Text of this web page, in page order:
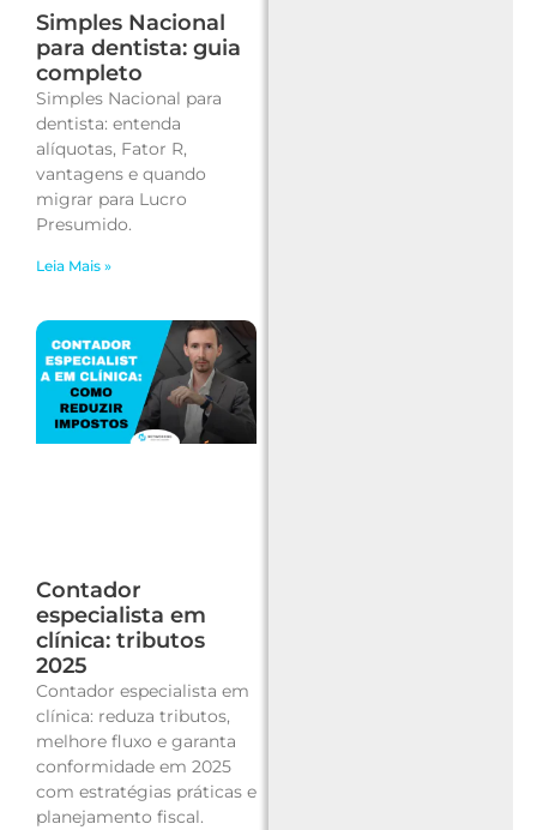
Simples Nacional
para dentista: guia
completo
Simples Nacional para
dentista: entenda
alíquotas, Fator R,
vantagens e quando
migrar para Lucro
Presumido.
Leia Mais »
Contador
especialista em
clínica: tributos
2025
Contador especialista em
clínica: reduza tributos,
melhore fluxo e garanta
conformidade em 2025
com estratégias práticas e
planejamento fiscal.